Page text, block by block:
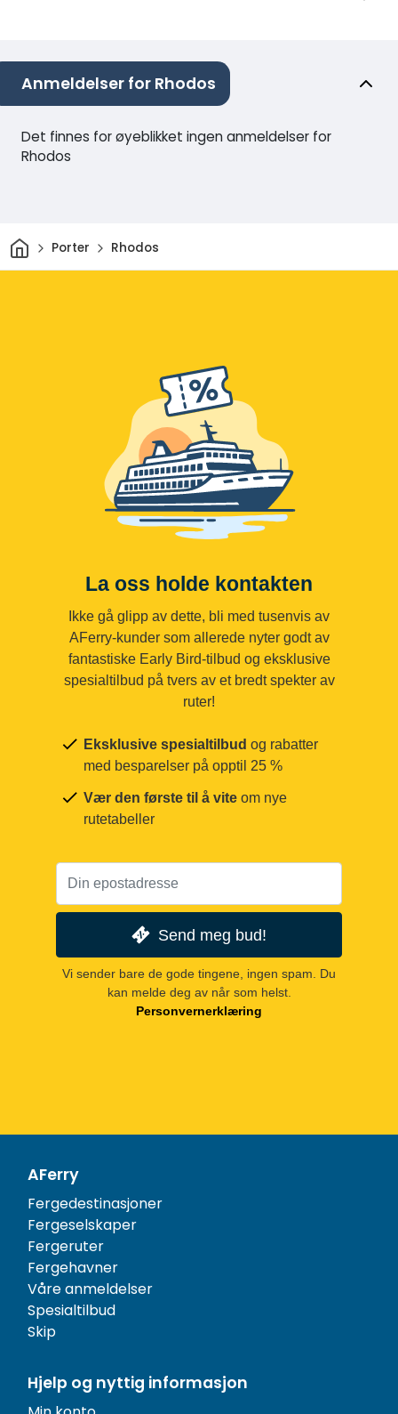
Anmeldelser for Rhodos
Det finnes for øyeblikket ingen anmeldelser for
Rhodos
HjemPorter Rhodos
La oss holde kontakten
Ikke gå glipp av dette, bli med tusenvis av
AFerry-kunder som allerede nyter godt av
fantastiske Early Bird-tilbud og eksklusive
spesialtilbud på tvers av et bredt spekter av
ruter!
Eksklusive spesialtilbud og rabatter
med besparelser på opptil 25 %
Vær den første til å vite om nye
rutetabeller
Send meg bud!
Vi sender bare de gode tingene, ingen spam. Du
kan melde deg av når som helst.
Personvernerklæring
AFerry
Fergedestinasjoner
Fergeselskaper
Fergeruter
Fergehavner
Våre anmeldelser
Spesialtilbud
Skip
Hjelp og nyttig informasjon